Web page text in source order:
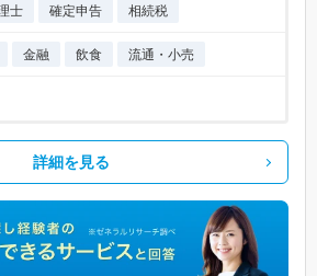
士 確定申告 相続税
金融 飲食 流通・小売
詳細を見る